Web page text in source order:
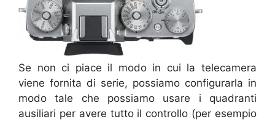
Se non ci piace il modo in cui la telecamera
viene fornita di serie, possiamo configurarla in
modo tale che possiamo usare i quadranti
ausiliari per avere tutto il controllo (per esempio